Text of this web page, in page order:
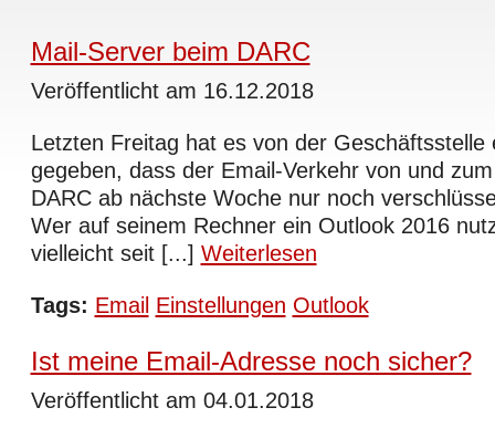
Mail-Server beim DARC
Veröffentlicht am 16.12.2018
Letzten Freitag hat es von der Geschäftsstelle
gegeben, dass der Email-Verkehr von und
DARC ab nächste Woche nur noch
Wer auf seinem Rechner ein Outlook 2016
vielleicht seit [...] Weiterlesen
Tags: Email Einstellungen Outlook
Ist meine Email-Adresse noch sicher?
Veröffentlicht am 04.01.2018